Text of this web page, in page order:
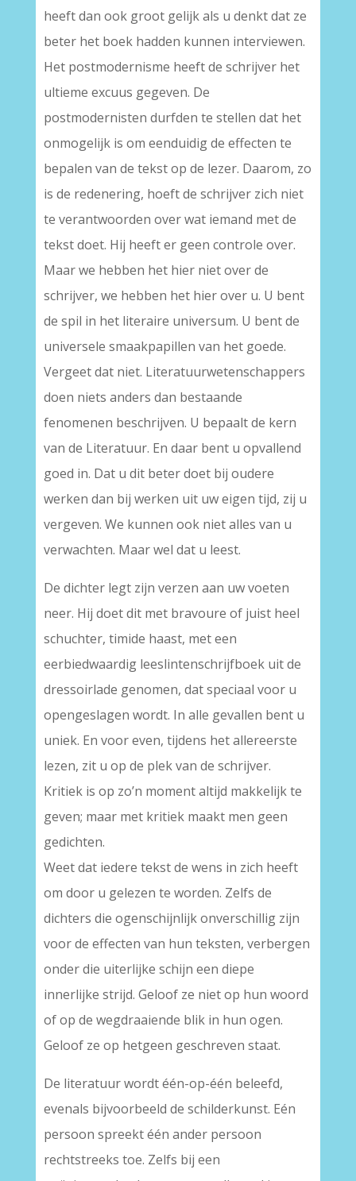
heeft dan ook groot gelijk als u denkt dat ze
beter het boek hadden kunnen interviewen.
Het postmodernisme heeft de schrijver het
ultieme excuus gegeven. De
postmodernisten durfden te stellen dat het
onmogelijk is om eenduidig de effecten te
bepalen van de tekst op de lezer. Daarom, zo
is de redenering, hoeft de schrijver zich niet
te verantwoorden over wat iemand met de
tekst doet. Hij heeft er geen controle over.
Maar we hebben het hier niet over de
schrijver, we hebben het hier over u. U bent
de spil in het literaire universum. U bent de
universele smaakpapillen van het goede.
Vergeet dat niet. Literatuurwetenschappers
doen niets anders dan bestaande
fenomenen beschrijven. U bepaalt de kern
van de Literatuur. En daar bent u opvallend
goed in. Dat u dit beter doet bij oudere
werken dan bij werken uit uw eigen tijd, zij u
vergeven. We kunnen ook niet alles van u
verwachten. Maar wel dat u leest.
De dichter legt zijn verzen aan uw voeten
neer. Hij doet dit met bravoure of juist heel
schuchter, timide haast, met een
eerbiedwaardig leeslintenschrijfboek uit de
dressoirlade genomen, dat speciaal voor u
opengeslagen wordt. In alle gevallen bent u
uniek. En voor even, tijdens het allereerste
lezen, zit u op de plek van de schrijver.
Kritiek is op zo’n moment altijd makkelijk te
geven; maar met kritiek maakt men geen
gedichten.
Weet dat iedere tekst de wens in zich heeft
om door u gelezen te worden. Zelfs de
dichters die ogenschijnlijk onverschillig zijn
voor de effecten van hun teksten, verbergen
onder die uiterlijke schijn een diepe
innerlijke strijd. Geloof ze niet op hun woord
of op de wegdraaiende blik in hun ogen.
Geloof ze op hetgeen geschreven staat.
De literatuur wordt één-op-één beleefd,
evenals bijvoorbeeld de schilderkunst. Eén
persoon spreekt één ander persoon
rechtstreeks toe. Zelfs bij een